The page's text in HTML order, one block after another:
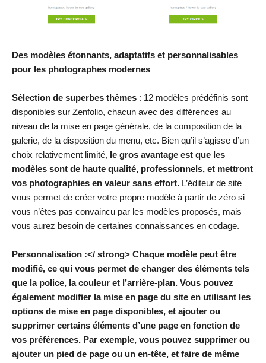
Des modèles étonnants, adaptatifs et personnalisables
pour les photographes modernes
Sélection de superbes thèmes : 12 modèles prédéfinis sont
disponibles sur Zenfolio, chacun avec des différences au
niveau de la mise en page générale, de la composition de la
galerie, de la disposition du menu, etc. Bien qu’il s’agisse d’un
choix relativement limité, le gros avantage est que les
modèles sont de haute qualité, professionnels, et mettront
vos photographies en valeur sans effort. L’éditeur de site
vous permet de créer votre propre modèle à partir de zéro si
vous n’êtes pas convaincu par les modèles proposés, mais
vous aurez besoin de certaines connaissances en codage.
Personnalisation :</ strong> Chaque modèle peut être
modifié, ce qui vous permet de changer des éléments tels
que la police, la couleur et l’arrière-plan. Vous pouvez
également modifier la mise en page du site en utilisant les
options de mise en page disponibles, et ajouter ou
supprimer certains éléments d’une page en fonction de
vos préférences. Par exemple, vous pouvez supprimer ou
ajouter un pied de page ou un en-tête, et faire de même